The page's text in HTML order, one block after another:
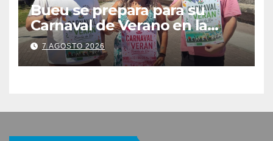
Bueu se prepara para su
Carnaval de Verano en la
Banda do Río
7 AGOSTO 2026